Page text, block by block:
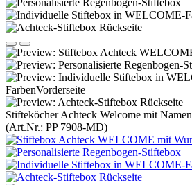
Stifteköcher Achteck Welcome mit Namen
(Art.Nr.: PP 7908-MD)